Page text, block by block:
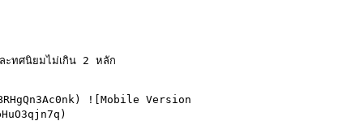
ะทศนิยมไม่เกิน 2 หลัก
![Mobile Version